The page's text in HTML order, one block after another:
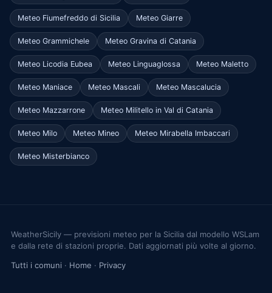
Meteo Fiumefreddo di Sicilia Meteo Giarre
Meteo Grammichele Meteo Gravina di Catania
Meteo Licodia Eubea Meteo Linguaglossa Meteo Maletto
Meteo Maniace Meteo Mascali Meteo Mascalucia
Meteo Mazzarrone Meteo Militello in Val di Catania
Meteo Milo Meteo Mineo Meteo Mirabella Imbaccari
Meteo Misterbianco
WeatherSicily — previsioni meteo per la Sicilia dal modello WSLam
e dalla rete di stazioni proprie. Dati aggiornati più volte al giorno.
Tutti i comuni · Home · Privacy